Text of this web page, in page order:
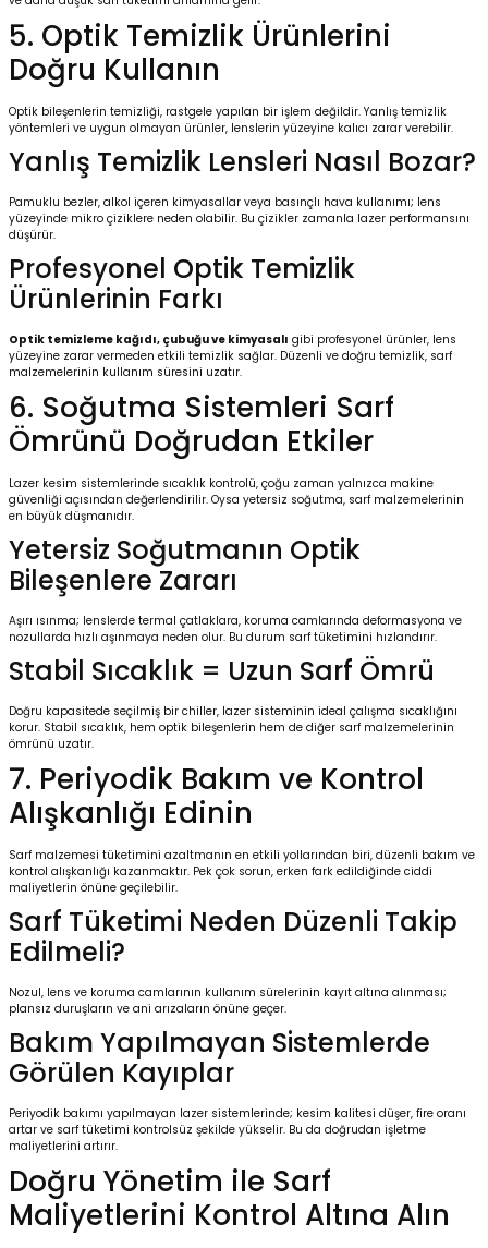
5. Optik Temizlik Ürünlerini
Doğru Kullanın
Optik bileşenlerin temizliği, rastgele yapılan bir işlem değildir. Yanlış temizlik
yöntemleri ve uygun olmayan ürünler, lenslerin yüzeyine kalıcı zarar verebilir.
Yanlış Temizlik Lensleri Nasıl Bozar?
Pamuklu bezler, alkol içeren kimyasallar veya basınçlı hava kullanımı; lens
yüzeyinde mikro çiziklere neden olabilir. Bu çizikler zamanla lazer performansını
düşürür.
Profesyonel Optik Temizlik
Ürünlerinin Farkı
Optik temizleme kağıdı, çubuğu ve kimyasalı gibi profesyonel ürünler, lens
yüzeyine zarar vermeden etkili temizlik sağlar. Düzenli ve doğru temizlik, sarf
malzemelerinin kullanım süresini uzatır.
6. Soğutma Sistemleri Sarf
Ömrünü Doğrudan Etkiler
Lazer kesim sistemlerinde sıcaklık kontrolü, çoğu zaman yalnızca makine
güvenliği açısından değerlendirilir. Oysa yetersiz soğutma, sarf malzemelerinin
en büyük düşmanıdır.
Yetersiz Soğutmanın Optik
Bileşenlere Zararı
Aşırı ısınma; lenslerde termal çatlaklara, koruma camlarında deformasyona ve
nozullarda hızlı aşınmaya neden olur. Bu durum sarf tüketimini hızlandırır.
Stabil Sıcaklık = Uzun Sarf Ömrü
Doğru kapasitede seçilmiş bir chiller, lazer sisteminin ideal çalışma sıcaklığını
korur. Stabil sıcaklık, hem optik bileşenlerin hem de diğer sarf malzemelerinin
ömrünü uzatır.
7. Periyodik Bakım ve Kontrol
Alışkanlığı Edinin
Sarf malzemesi tüketimini azaltmanın en etkili yollarından biri, düzenli bakım ve
kontrol alışkanlığı kazanmaktır. Pek çok sorun, erken fark edildiğinde ciddi
maliyetlerin önüne geçilebilir.
Sarf Tüketimi Neden Düzenli Takip
Edilmeli?
Nozul, lens ve koruma camlarının kullanım sürelerinin kayıt altına alınması;
plansız duruşların ve ani arızaların önüne geçer.
Bakım Yapılmayan Sistemlerde
Görülen Kayıplar
Periyodik bakımı yapılmayan lazer sistemlerinde; kesim kalitesi düşer, fire oranı
artar ve sarf tüketimi kontrolsüz şekilde yükselir. Bu da doğrudan işletme
maliyetlerini artırır.
Doğru Yönetim ile Sarf
Maliyetlerini Kontrol Altına Alın